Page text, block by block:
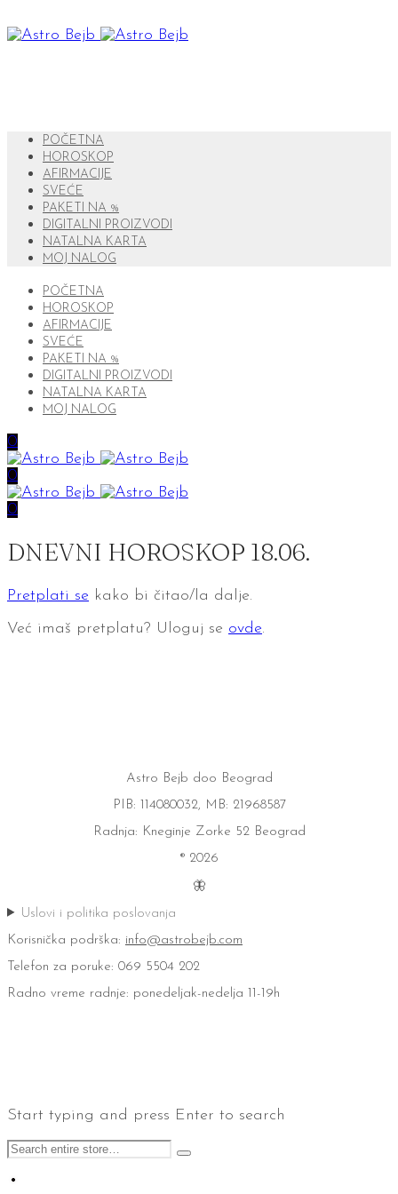
POČETNA
HOROSKOP
AFIRMACIJE
SVEĆE
PAKETI NA %
DIGITALNI PROIZVODI
NATALNA KARTA
MOJ NALOG
POČETNA
HOROSKOP
AFIRMACIJE
SVEĆE
PAKETI NA %
DIGITALNI PROIZVODI
NATALNA KARTA
MOJ NALOG
0
0
0
DNEVNI HOROSKOP 18.06.
Pretplati se kako bi čitao/la dalje.
Već imaš pretplatu? Uloguj se ovde.
Astro Bejb doo Beograd
PIB: 114080032, MB: 21968587
Radnja: Kneginje Zorke 52 Beograd
® 2026
🦋
Uslovi i politika poslovanja
Korisnička podrška: info@astrobejb.com
Telefon za poruke: 069 5504 202
Radno vreme radnje: ponedeljak-nedelja 11-19h
Start typing and press Enter to search